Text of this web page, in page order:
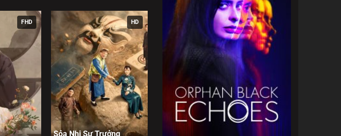
FHD HD
Sỏa Nhi Sư Trưởng